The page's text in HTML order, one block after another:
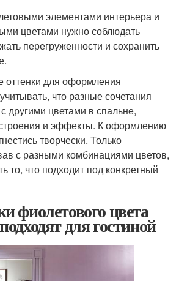
элементами интерьера и
цветами нужно соблюдать
перегруженности и сохранить
оттенки для оформления
что разные сочетания
другими цветами в спальне,
и эффекты. К оформлению
творчески. Только
с разными комбинациями цветов,
то, что подходит под конкретный
фиолетового цвета
для гостиной